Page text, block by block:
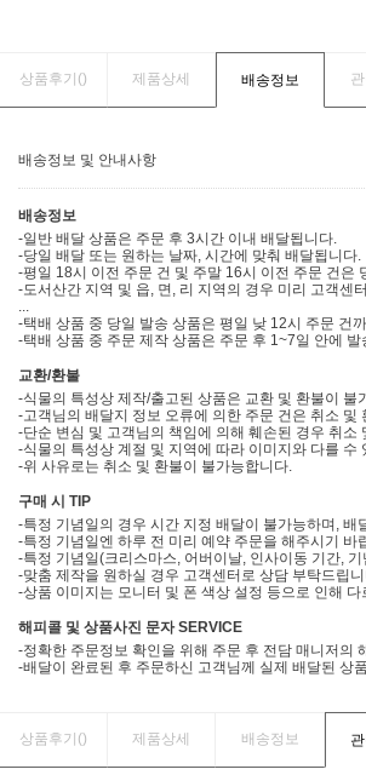
상품후기() 제품상세 배송정보
배송정보 및 안내사항
배송정보
-일반 배달 상품은 주문 후 3시간 이내 배달됩니다.
-당일 배달 또는 원하는 날짜, 시간에 맞춰 배달됩니다.
-평일 18시 이전 주문 건 및 주말 16시 이전 주문 건은
-도서산간 지역 및 읍, 면, 리 지역의 경우 미리 고객센
-택배 상품 중 당일 발송 상품은 평일 낮 12시 주문 건
-택배 상품 중 주문 제작 상품은 주문 후 1~7일 안에 발
교환/환불
-식물의 특성상 제작/출고된 상품은 교환 및 환불이 불
-고객님의 배달지 정보 오류에 의한 주문 건은 취소 및
-단순 변심 및 고객님의 책임에 의해 훼손된 경우 취소
-식물의 특성상 계절 및 지역에 따라 이미지와 다를 수
-위 사유로는 취소 및 환불이 불가능합니다.
구매 시 TIP
-특정 기념일의 경우 시간 지정 배달이 불가능하며, 배
-특정 기념일엔 하루 전 미리 예약 주문을 해주시기 바
-특정 기념일(크리스마스, 어버이날, 인사이동 기간, 기
-맞춤 제작을 원하실 경우 고객센터로 상담 부탁드립니
-상품 이미지는 모니터 및 폰 색상 설정 등으로 인해 다
해피콜 및 상품사진 문자 SERVICE
-정확한 주문정보 확인을 위해 주문 후 전담 매니저의
-배달이 완료된 후 주문하신 고객님께 실제 배달된 상
상품후기() 제품상세 배송정보